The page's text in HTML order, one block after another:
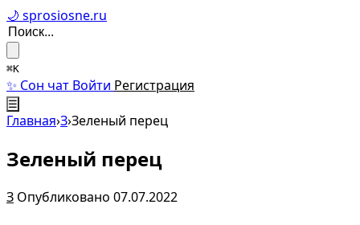
🌙 sprosiosne.ru
⌘K
✨ Сон чат Войти Регистрация
☰
Главная›З›Зеленый перец
Зеленый перец
З Опубликовано 07.07.2022